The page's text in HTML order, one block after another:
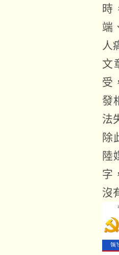
時
端
人
文
受
發
法
除
陸
字
沒